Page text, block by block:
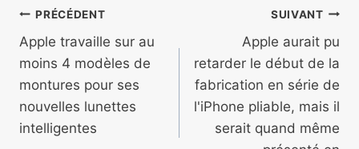
Navigation
de
l’article
PRÉCÉDENT
Apple travaille sur au
moins 4 modèles de
montures pour ses
nouvelles lunettes
intelligentes
SUIVANT
Apple aurait pu
retarder le début de la
fabrication en série de
l'iPhone pliable, mais il
serait quand même